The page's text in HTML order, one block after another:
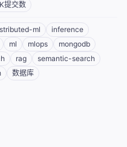
提交数
ml
inference
ml mlops
mongodb
rag
semantic-search
数据库